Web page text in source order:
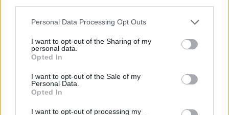
Please note that this website/app uses one or more Google
not limited to your visit or usage behaviour. You may click to
grant or deny consent to Google and its third-party tags to
use your data for below specified purposes in below Google
consent section.
Personal Data Processing Opt Outs
I want to opt-out of the Sharing of my
personal data.
Opted In
I want to opt-out of the Sale of my
Personal Data.
Opted In
I want to opt-out of processing my